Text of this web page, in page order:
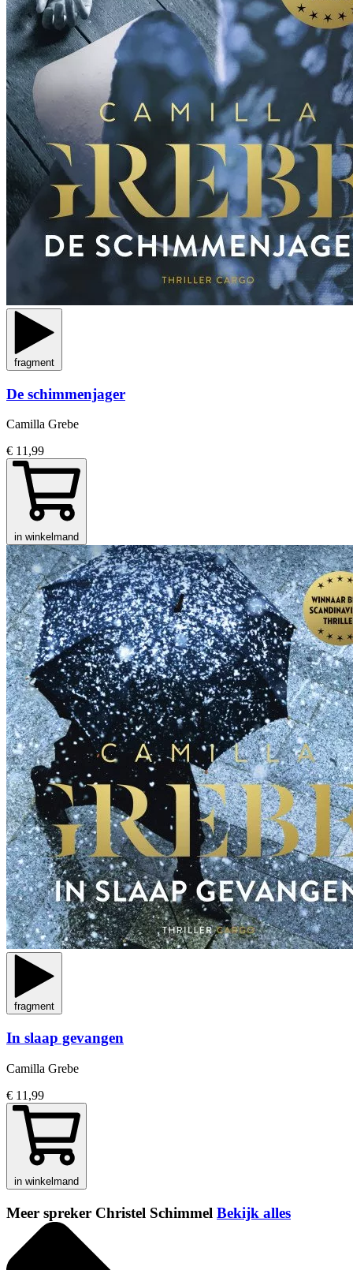
fragment
De schimmenjager
Camilla Grebe
€ 11,99
in winkelmand
fragment
In slaap gevangen
Camilla Grebe
€ 11,99
in winkelmand
Meer spreker Christel Schimmel Bekijk alles